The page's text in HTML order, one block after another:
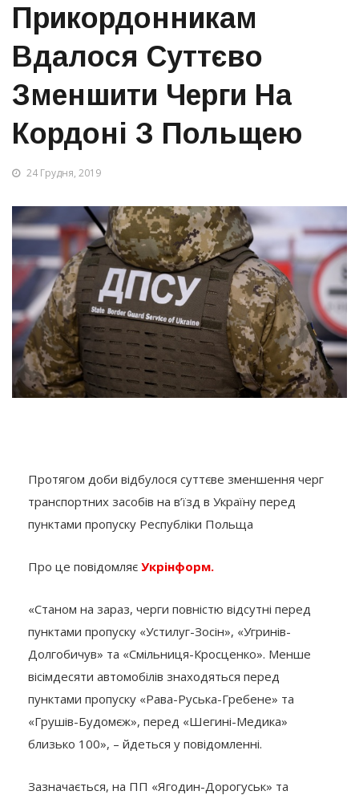
Прикордонникам
Вдалося Суттєво
Зменшити Черги На
Кордоні З Польщею
24 Грудня, 2019
Протягом доби відбулося суттєве зменшення черг
транспортних засобів на в’їзд в Україну перед
пунктами пропуску Республіки Польща
Про це повідомляє Укрінформ.
«Станом на зараз, черги повністю відсутні перед
пунктами пропуску «Устилуг-Зосін», «Угринів-
Долгобичув» та «Смільниця-Кросценко». Менше
вісімдесяти автомобілів знаходяться перед
пунктами пропуску «Рава-Руська-Гребене» та
«Грушів-Будомєж», перед «Шегині-Медика»
близько 100», – йдеться у повідомленні.
Зазначається, на ПП «Ягодин-Дорогуськ» та